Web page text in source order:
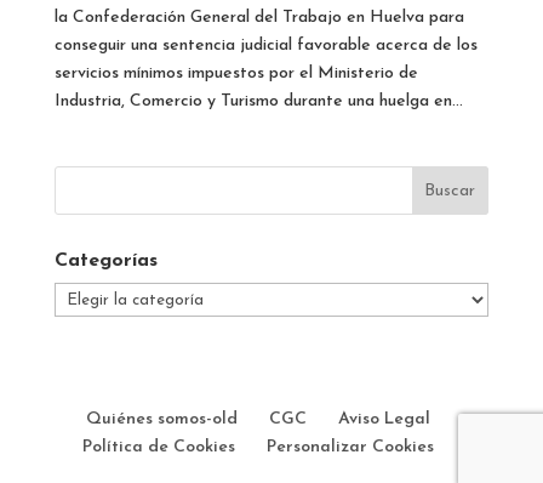
la Confederación General del Trabajo en Huelva para
conseguir una sentencia judicial favorable acerca de los
servicios mínimos impuestos por el Ministerio de
Industria, Comercio y Turismo durante una huelga en...
Categorías
Categorías
Quiénes somos-old CGC
Aviso Legal
Política de Cookies
Personalizar Cookies